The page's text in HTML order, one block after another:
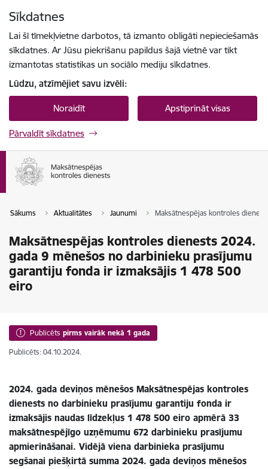
Sīkdatnes
Lai šī tīmekļvietne darbotos, tā izmanto obligāti nepieciešamās
sīkdatnes. Ar Jūsu piekrišanu papildus šajā vietnē var tikt
izmantotas statistikas un sociālo mediju sīkdatnes.
Lūdzu, atzīmējiet savu izvēli:
Noraidīt Apstiprināt visas
Pārvaldīt sīkdatnes
Sākums Aktualitātes Jaunumi Maksātnespējas kontroles
Maksātnespējas kontroles dienests 2024.
gada 9 mēnešos no darbinieku prasījumu
garantiju fonda ir izmaksājis 1 478 500
eiro
Publicēts pirms vairāk nekā 1 gada
Publicēts: 04.10.2024.
2024. gada deviņos mēnešos Maksātnespējas kontroles
dienests no darbinieku prasījumu garantiju fonda ir
izmaksājis naudas līdzekļus 1 478 500 eiro apmērā 33
maksātnespējīgo uzņēmumu 672 darbinieku prasījumu
apmierināšanai. Vidējā viena darbinieka prasījumu
segšanai piešķirtā summa 2024. gada deviņos mēnešos